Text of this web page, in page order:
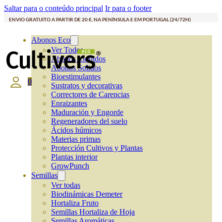
Saltar para o conteúdo principal Ir para o footer
ENVIO GRATUITO A PARTIR DE 20 €, NA PENÍNSULA E EM PORTUGAL (24/72H)
Abonos Eco
Ver Todos
Abonos Líquidos
Abonos Solidos
Bioestimulantes
Sustratos y decorativas
Correctores de Carencias
Enraizantes
Maduración y Engorde
Regeneradores del suelo
Ácidos húmicos
Materias primas
Protección Cultivos y Plantas
Plantas interior
GrowPunch
Semillas
Ver todas
Biodinámicas Demeter
Hortaliza Fruto
Semillas Hortaliza de Hoja
0